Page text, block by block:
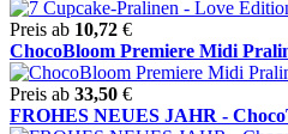
Preis ab 10,72 €
ChocoBloom Premiere Midi
Preis ab 33,50 €
FROHES NEUES JAHR -